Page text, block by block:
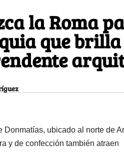
la Roma
que
Donmatías, ubicado al norte de
y de confección también atraen